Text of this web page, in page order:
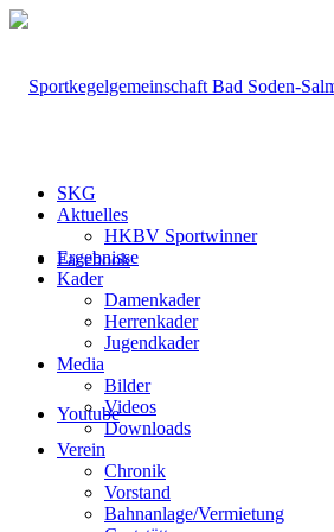
Facebook
Youtube
SKG
Aktuelles
HKBV Sportwinner
Ergebnisse
Kader
Damenkader
Herrenkader
Jugendkader
Media
Bilder
Videos
Downloads
Verein
Chronik
Vorstand
Bahnanlage/Vermietung